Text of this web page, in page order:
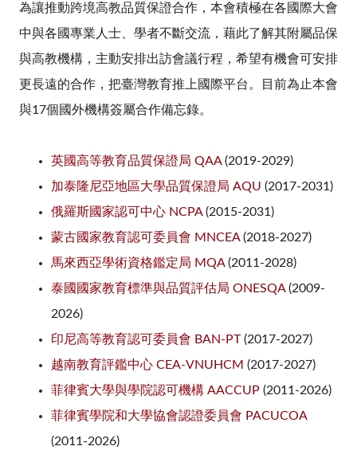
為讓推動跨境高教品質保證合作，本會積極在各國際大會
中與各國專業人士、學者不斷交流，藉此了解其附屬品保
與高教機構，主動安排出訪會議行程，希望有機會可安排
更長遠的合作，把臺灣教育推上國際平台。目前為止本會
與17個國外機構簽屬合作備忘錄。
英國高等教育品質保證局 QAA(2019-2029)
加泰隆尼亞地區大學品質保證局 AQU (2017-2031)
俄羅斯國家認可中心 NCPA(2015-2031)
蒙古國家教育認可委員會 MNCEA(2018-2027)
馬來西亞學術資格鑑定局 MQA(2011-2028)
泰國國家教育標準與品質評估局 ONESQA(2009-
2026)
印尼高等教育認可委員會 BAN-PT(2017-2027)
越南教育評鑑中心 CEA-VNUHCM (2017-2027)
菲律賓大學與學院認可機構 AACCUP (2011-2026)
菲律賓學院和大學協會認證委員會 PACUCOA
(2011-2026)